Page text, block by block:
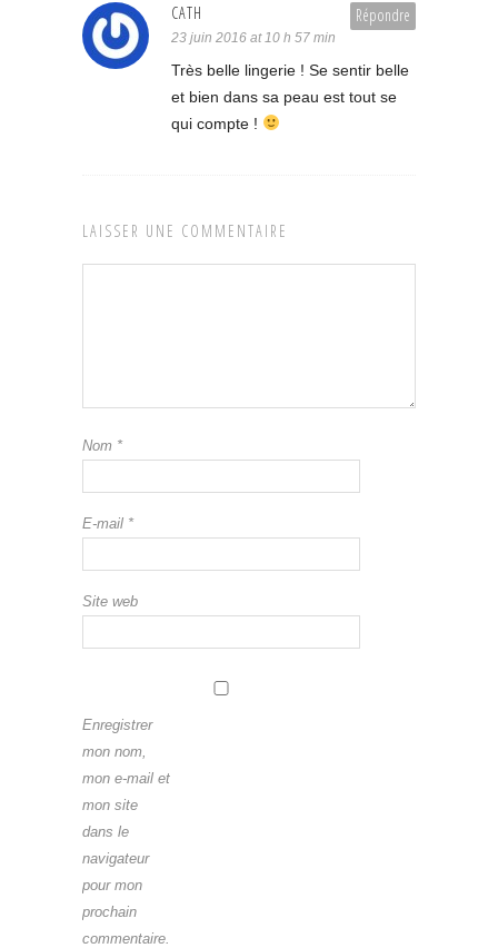
Répondre
CATH
23 juin 2016 at 10 h 57 min
Très belle lingerie ! Se sentir belle
et bien dans sa peau est tout se
qui compte !
LAISSER UNE COMMENTAIRE
Nom *
E-mail *
Site web
Enregistrer
mon nom,
mon e-mail et
mon site
dans le
navigateur
pour mon
prochain
commentaire.